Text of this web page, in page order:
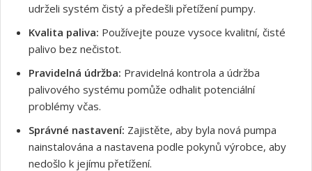
udrželi systém čistý a předešli přetížení pumpy.
Kvalita paliva: Používejte pouze vysoce kvalitní, čisté
palivo bez nečistot.
Pravidelná údržba: Pravidelná kontrola a údržba
palivového systému pomůže odhalit potenciální
problémy včas.
Správné nastavení: Zajistěte, aby byla nová pumpa
nainstalována a nastavena podle pokynů výrobce, aby
nedošlo k jejímu přetížení.